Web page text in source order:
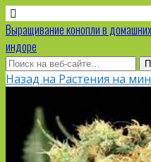
Выращивание конопли в
индоре
Назад на Растения на